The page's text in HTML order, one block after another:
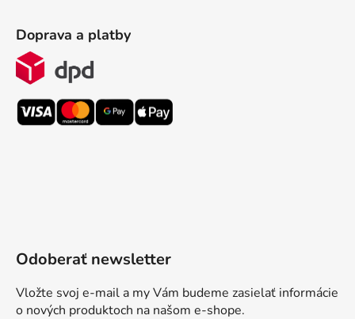
Doprava a platby
Odoberať newsletter
Vložte svoj e-mail a my Vám budeme zasielať informácie
o nových produktoch na našom e-shope.